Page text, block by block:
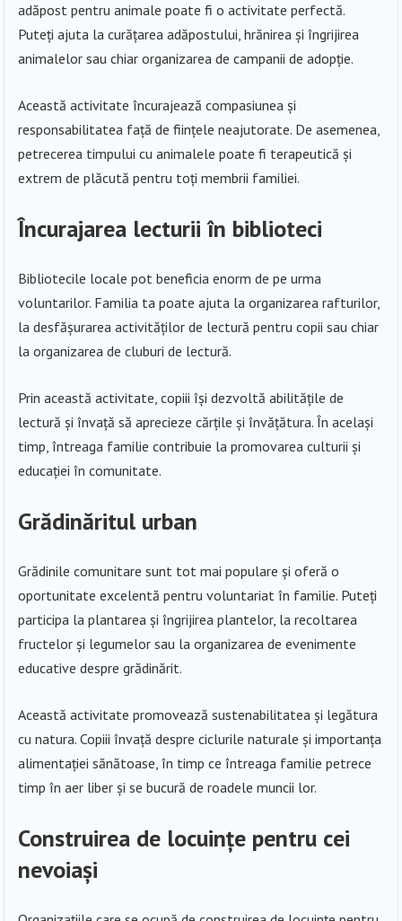
adăpost pentru animale poate fi o activitate perfectă.
Puteți ajuta la curățarea adăpostului, hrănirea și îngrijirea
animalelor sau chiar organizarea de campanii de adopție.
Această activitate încurajează compasiunea și
responsabilitatea față de ființele neajutorate. De asemenea,
petrecerea timpului cu animalele poate fi terapeutică și
extrem de plăcută pentru toți membrii familiei.
Încurajarea lecturii în biblioteci
Bibliotecile locale pot beneficia enorm de pe urma
voluntarilor. Familia ta poate ajuta la organizarea rafturilor,
la desfășurarea activităților de lectură pentru copii sau chiar
la organizarea de cluburi de lectură.
Prin această activitate, copiii își dezvoltă abilitățile de
lectură și învață să aprecieze cărțile și învățătura. În același
timp, întreaga familie contribuie la promovarea culturii și
educației în comunitate.
Grădinăritul urban
Grădinile comunitare sunt tot mai populare și oferă o
oportunitate excelentă pentru voluntariat în familie. Puteți
participa la plantarea și îngrijirea plantelor, la recoltarea
fructelor și legumelor sau la organizarea de evenimente
educative despre grădinărit.
Această activitate promovează sustenabilitatea și legătura
cu natura. Copiii învață despre ciclurile naturale și importanța
alimentației sănătoase, în timp ce întreaga familie petrece
timp în aer liber și se bucură de roadele muncii lor.
Construirea de locuințe pentru cei
nevoiași